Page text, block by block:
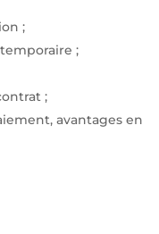
;
;
;
avantages en